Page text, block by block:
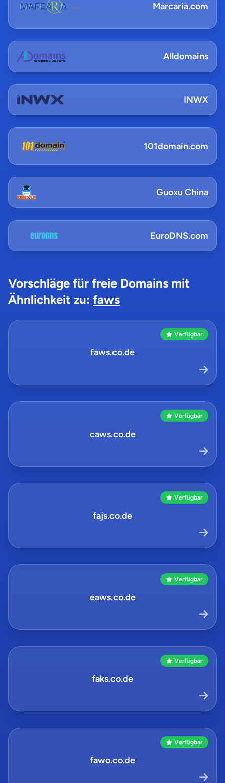
Marcaria.com
Alldomains
INWX
101domain.com
Guoxu China
EuroDNS.com
Vorschläge für freie Domains mit
Ähnlichkeit zu: faws
Verfügbar
faws.co.de
Verfügbar
caws.co.de
Verfügbar
fajs.co.de
Verfügbar
eaws.co.de
Verfügbar
faks.co.de
Verfügbar
fawo.co.de